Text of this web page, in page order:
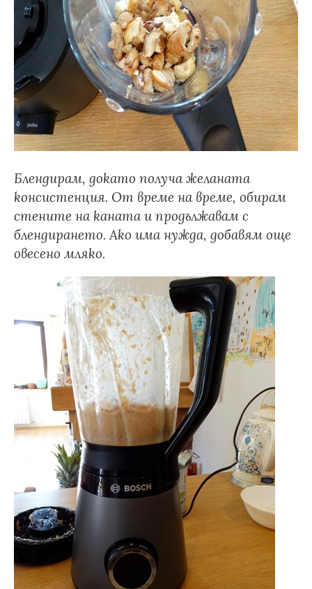
Блендирам, докато получа желаната
консистенция. От време на време, обирам
стените на каната и продължавам с
блендирането. Ако има нужда, добавям още
овесено мляко.